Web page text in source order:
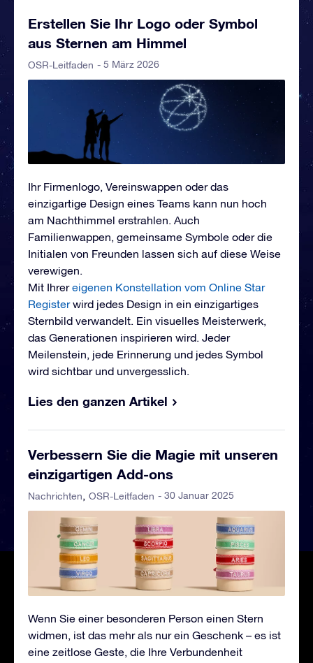
Erstellen Sie Ihr Logo oder Symbol
aus Sternen am Himmel
OSR-Leitfaden - 5 März 2026
Ihr Firmenlogo, Vereinswappen oder das
einzigartige Design eines Teams kann nun hoch
am Nachthimmel erstrahlen. Auch
Familienwappen, gemeinsame Symbole oder die
Initialen von Freunden lassen sich auf diese Weise
verewigen.
Mit Ihrereigenen Konstellation vom Online Star
Registerwird jedes Design in ein einzigartiges
Sternbild verwandelt. Ein visuelles Meisterwerk,
das Generationen inspirieren wird. Jeder
Meilenstein, jede Erinnerung und jedes Symbol
wird sichtbar und unvergesslich.
Lies den ganzen Artikel
Verbessern Sie die Magie mit unseren
einzigartigen Add-ons
Nachrichten OSR-Leitfaden - 30 Januar 2025
Wenn Sie einer besonderen Person einen Stern
widmen, ist das mehr als nur ein Geschenk – es ist
eine zeitlose Geste, die Ihre Verbundenheit